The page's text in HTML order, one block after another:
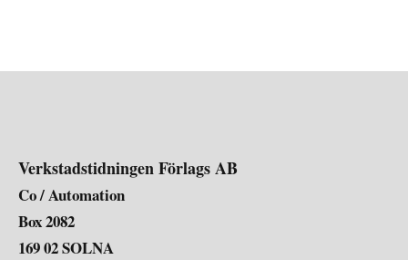
Verkstadstidningen Förlags AB
Co / Automation
Box 2082
169 02 SOLNA